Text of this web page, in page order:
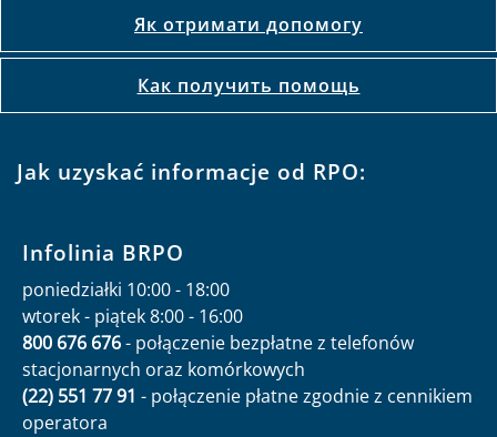
Як отримати допомогу
Как получить помощь
Jak uzyskać informacje od RPO:
Infolinia BRPO
poniedziałki 10:00 - 18:00
wtorek - piątek 8:00 - 16:00
800 676 676- połączenie bezpłatne z telefonów
stacjonarnych oraz komórkowych
(22) 551 77 91 - połączenie płatne zgodnie z cennikiem
operatora